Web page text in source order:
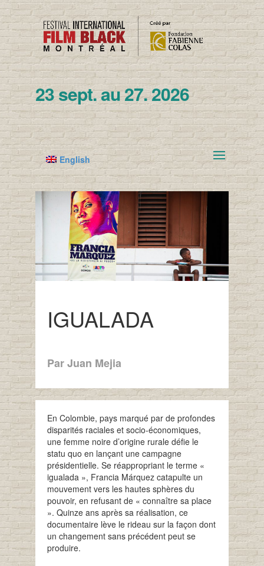
23 sept. au 27. 2026
English
IGUALADA
Par Juan Mejia
En Colombie, pays marqué par de profondes
disparités raciales et socio-économiques,
une femme noire d’origine rurale défie le
statu quo en lançant une campagne
présidentielle. Se réappropriant le terme «
igualada », Francia Márquez catapulte un
mouvement vers les hautes sphères du
pouvoir, en refusant de « connaître sa place
». Quinze ans après sa réalisation, ce
documentaire lève le rideau sur la façon dont
un changement sans précédent peut se
produire.